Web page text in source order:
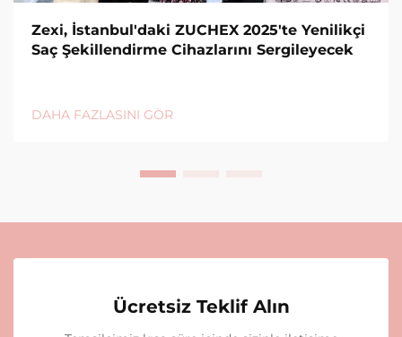
Zexi, İstanbul'daki ZUCHEX 2025'te Yenilikçi
Saç Şekillendirme Cihazlarını Sergileyecek
DAHA FAZLASINI GÖR
Ücretsiz Teklif Alın